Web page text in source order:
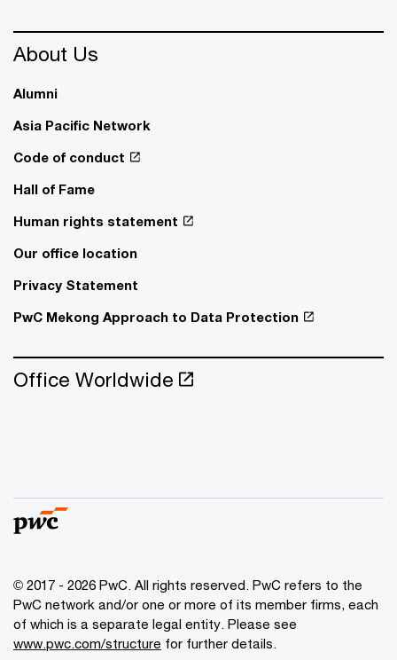
About Us
Alumni
Asia Pacific Network
Code of conduct
Hall of Fame
Human rights statement
Our office location
Privacy Statement
PwC Mekong Approach to Data Protection
Office Worldwide
© 2017 - 2026 PwC. All rights reserved. PwC refers to the
PwC network and/or one or more of its member firms, each
of which is a separate legal entity. Please see
www.pwc.com/structure for further details.